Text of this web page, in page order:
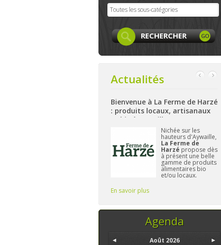
Actualités
Bienvenue à La Ferme de Harzé
: produits locaux, artisanaux
et bio à Aywaille
Nichée sur les
hauteurs d'Aywaille,
La Ferme de
Harzé propose dès
à présent une belle
gamme de produits
alimentaires bio
et/ou locaux.
En savoir plus
Agenda
Août 2026